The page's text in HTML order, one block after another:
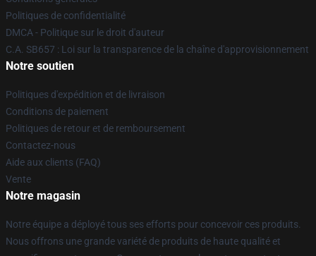
Politiques de confidentialité
DMCA - Politique sur le droit d'auteur
C.A. SB657 : Loi sur la transparence de la chaîne d'approvisionnement
Notre soutien
Politiques d'expédition et de livraison
Conditions de paiement
Politiques de retour et de remboursement
Contactez-nous
Aide aux clients (FAQ)
Vente
Notre magasin
Notre équipe a déployé tous ses efforts pour concevoir ces produits.
Nous offrons une grande variété de produits de haute qualité et